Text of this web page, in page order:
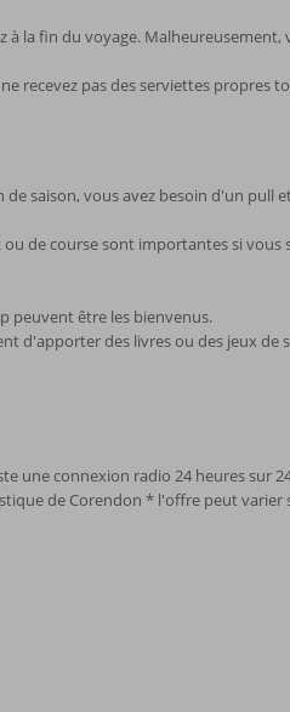
à la fin du voyage. Malheureusement,
recevez pas des serviettes propres
saison, vous avez besoin d'un pull
de course sont importantes si
peuvent être les bienvenus.
d'apporter des livres ou des jeux de
une connexion radio 24 heures sur
de Corendon * l'offre peut varier